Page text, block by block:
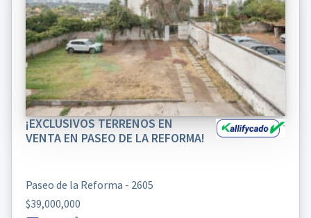
¡EXCLUSIVOS TERRENOS EN
VENTA EN PASEO DE LA REFORMA!
Paseo de la Reforma - 2605
$39,000,000